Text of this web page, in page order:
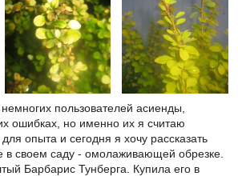
пользователей асиенды,
ошибках, но именно их я считаю
опыта и сегодня я хочу рассказать
своем саду - омолаживающей обрезке.
Барбарис Тунберга. Купила его в